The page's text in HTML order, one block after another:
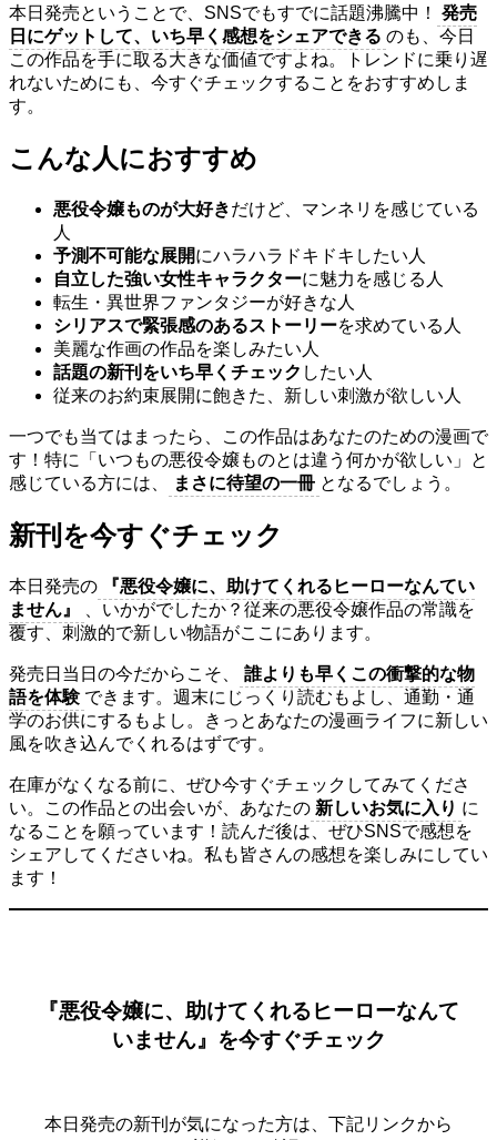
本日発売ということで、SNSでもすでに話題沸騰中！
発売
日にゲットして、いち早く感想をシェアできる のも、今日
この作品を手に取る大きな価値ですよね。トレンドに乗り遅
れないためにも、今すぐチェックすることをおすすめしま
す。
こんな人におすすめ
悪役令嬢ものが大好きだけど、マンネリを感じている
人
予測不可能な展開にハラハラドキドキしたい人
自立した強い女性キャラクターに魅力を感じる人
転生・異世界ファンタジーが好きな人
シリアスで緊張感のあるストーリーを求めている人
美麗な作画の作品を楽しみたい人
話題の新刊をいち早くチェック したい人
従来のお約束展開に飽きた、新しい刺激が欲しい人
一つでも当てはまったら、この作品はあなたのための漫画で
す！特に「いつもの悪役令嬢ものとは違う何かが欲しい」と
感じている方には、
まさに待望の一冊 となるでしょう。
新刊を今すぐチェック
本日発売の
『悪役令嬢に、助けてくれるヒーローなんてい
ません』
、いかがでしたか？従来の悪役令嬢作品の常識を
覆す、刺激的で新しい物語がここにあります。
発売日当日の今だからこそ、
誰よりも早くこの衝撃的な物
語を体験 できます。週末にじっくり読むもよし、通勤・通
学のお供にするもよし。きっとあなたの漫画ライフに新しい
風を吹き込んでくれるはずです。
在庫がなくなる前に、ぜひ今すぐチェックしてみてくださ
い。この作品との出会いが、あなたの 新しいお気に入り に
なることを願っています！読んだ後は、ぜひSNSで感想を
シェアしてくださいね。私も皆さんの感想を楽しみにしてい
ます！
『悪役令嬢に、助けてくれるヒーローなんて
いません』を今すぐチェック
本日発売の新刊が気になった方は、下記リンクから